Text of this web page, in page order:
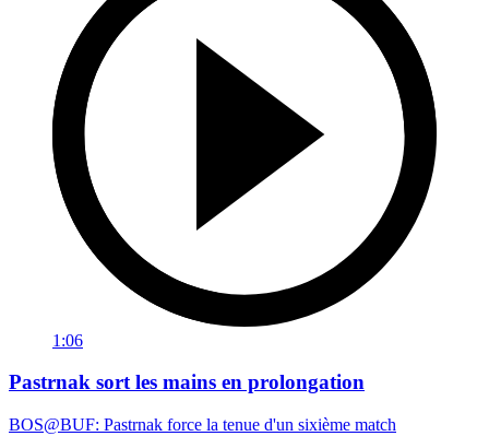
1:06
Pastrnak sort les mains en prolongation
BOS@BUF: Pastrnak force la tenue d'un sixième match